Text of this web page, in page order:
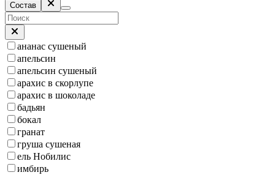
Состав
ананас сушеный
апельсин
апельсин сушеный
арахис в скорлупе
арахис в шоколаде
бадьян
бокал
гранат
груша сушеная
ель Нобилис
имбирь